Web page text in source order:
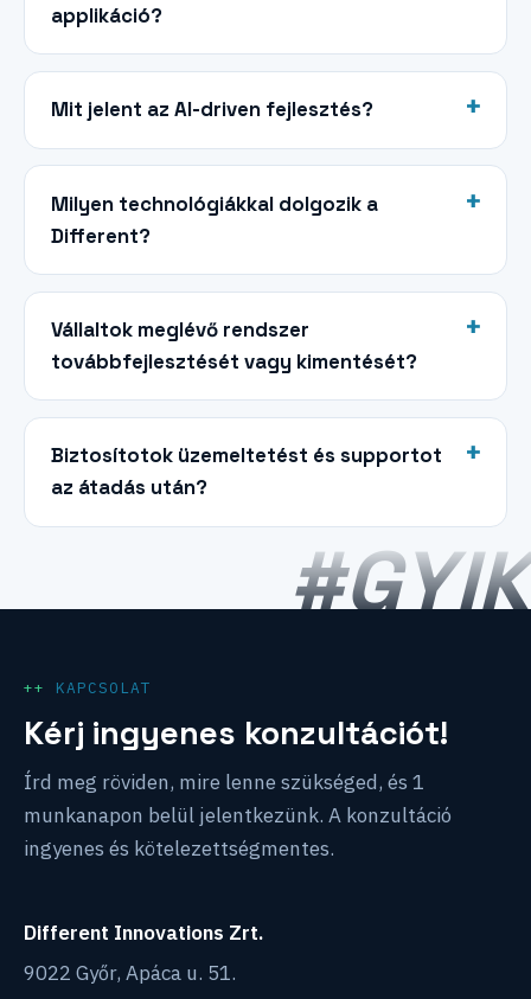
#GYIK
applikáció?
Mit jelent az AI-driven fejlesztés?
Milyen technológiákkal dolgozik a
Different?
Vállaltok meglévő rendszer
továbbfejlesztését vagy kimentését?
Biztosítotok üzemeltetést és supportot
az átadás után?
KAPCSOLAT
Kérj ingyenes konzultációt!
Írd meg röviden, mire lenne szükséged, és 1
munkanapon belül jelentkezünk. A konzultáció
ingyenes és kötelezettségmentes.
Different Innovations Zrt.
9022 Győr, Apáca u. 51.